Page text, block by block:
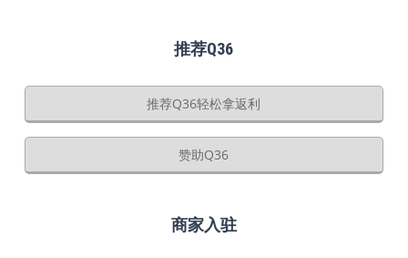
推荐Q36
推荐Q36轻松拿返利
赞助Q36
商家入驻